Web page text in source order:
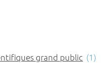
grand public (1)